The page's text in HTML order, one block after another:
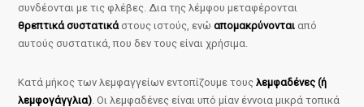
συνδέονται με τις φλέβες. Δια της λέμφου μεταφέρονται
θρεπτικά συστατικάστους ιστούς, ενώαπομακρύνονται από
αυτούς συστατικά, που δεν τους είναι χρήσιμα.
Κατά μήκος των λεμφαγγείων εντοπίζουμε τουςλεμφαδένες (ή
λεμφογάγγλια) . Οι λεμφαδένες είναι υπό μίαν έννοια μικρά τοπικά